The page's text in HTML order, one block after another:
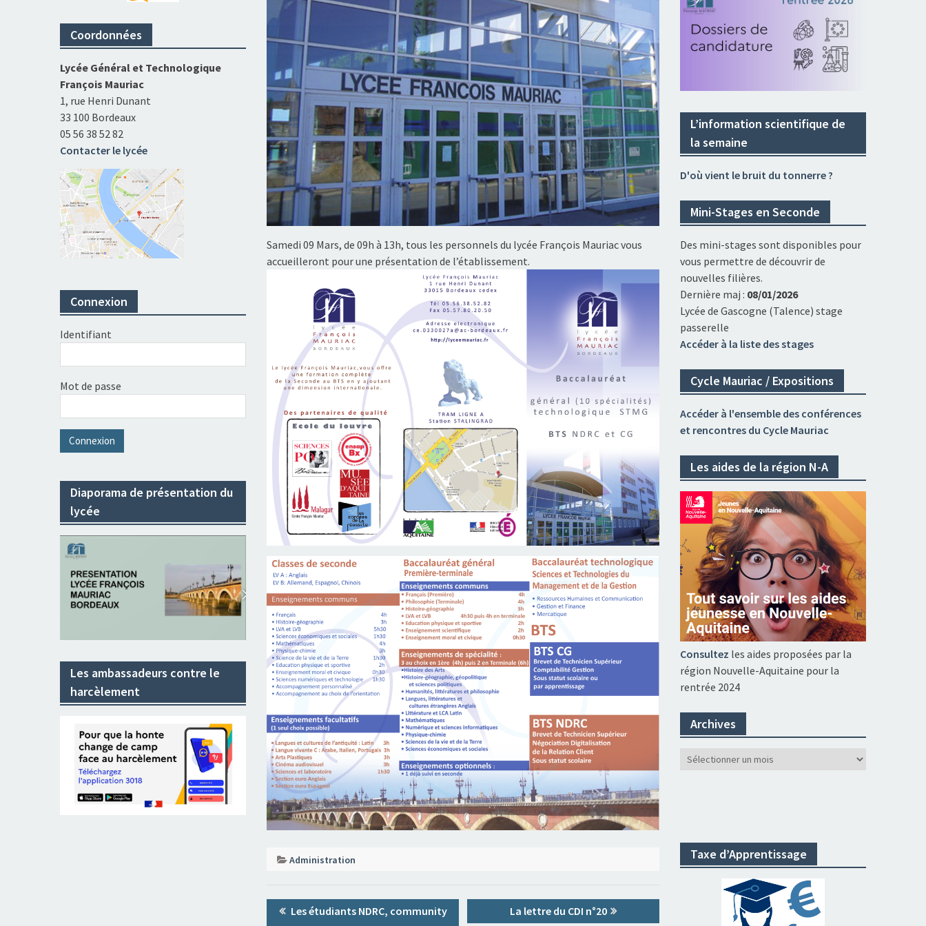
Samedi 09 Mars, de 09h à 13h, tous les personnels du lycée François Mauriac vous
accueilleront pour une présentation de l’établissement.
Administration
Navigation
de
Previous
Les étudiants NDRC, community
Next
La lettre du CDI n°20
L’information scientifique de
la semaine
D'où vient le bruit du tonnerre ?
Mini-Stages en Seconde
Des mini-stages sont disponibles pour
vous permettre de découvrir de
nouvelles filières.
Dernière maj : 08/01/2026
Lycée de Gascogne (Talence) stage
passerelle
Accéder à la liste des stages
Cycle Mauriac / Expositions
Accéder à l'ensemble des conférences
et rencontres du Cycle Mauriac
Les aides de la région N-A
Consultez les aides proposées par la
région Nouvelle-Aquitaine pour la
rentrée 2024
Archives
Archives
Taxe d’Apprentissage
Coordonnées
Lycée Général et Technologique
François Mauriac
1, rue Henri Dunant
33 100 Bordeaux
05 56 38 52 82
Contacter le lycée
Connexion
Identifiant
Mot de passe
Diaporama de présentation du
lycée
Les ambassadeurs contre le
harcèlement